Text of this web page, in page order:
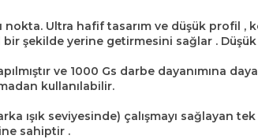
nokta. Ultra hafif tasarım ve düşük
şekilde yerine getirmesini sağlar . Düşük
ve 1000 Gs darbe dayanımına
kullanılabilir.
ışık seviyesinde) çalışmayı sağlayan
sahiptir .